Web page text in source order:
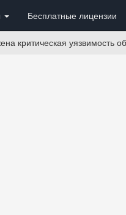
Бесплатные лицензии
критическая уязвимость